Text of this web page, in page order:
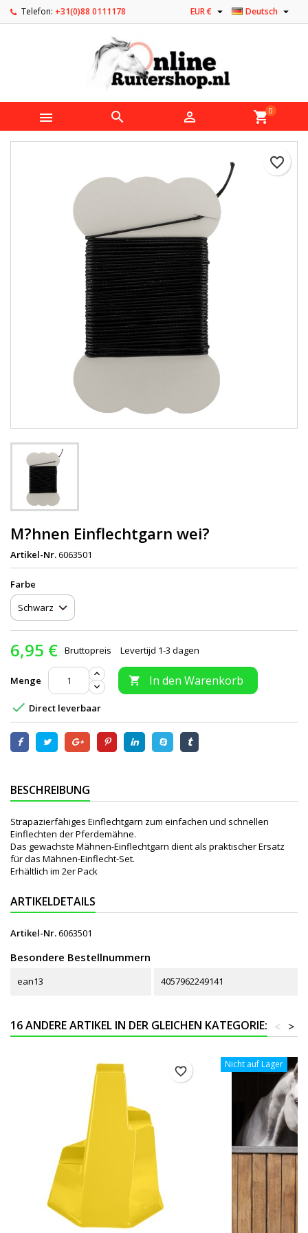
Telefon: +31(0)88 0111178 Deutsch 
EUR € 
   shopping_cart0
favorite_border
M?hnen Einflechtgarn wei?
Artikel-Nr.6063501
Farbe
6,95 € Bruttopreis Levertijd 1-3 dagen
Menge  In den Warenkorb
 Direct leverbaar
BESCHREIBUNG
Strapazierfähiges Einflechtgarn zum einfachen und schnellen
Einflechten der Pferdemähne.
Das gewachste Mähnen-Einflechtgarn dient als praktischer Ersatz
für das Mähnen-Einflecht-Set.
Erhältlich im 2er Pack
ARTIKELDETAILS
Artikel-Nr.6063501
Besondere Bestellnummern
ean13 4057962249141
16 ANDERE ARTIKEL IN DER GLEICHEN KATEGORIE: >
<
favorite_border
Nicht auf Lager